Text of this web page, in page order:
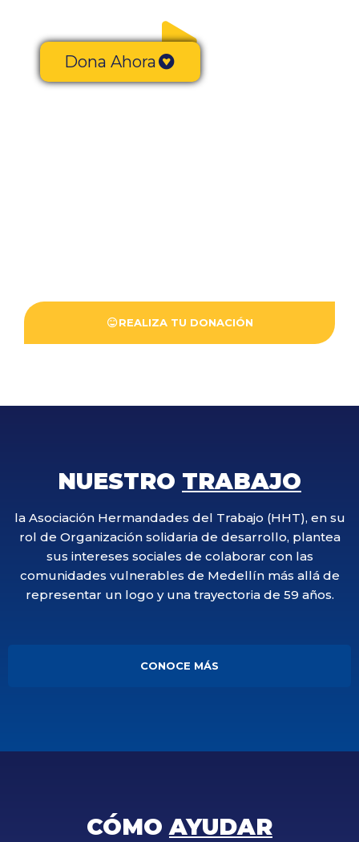
HERMANDADES
REALIZA TU DONACIÓN
NUESTRO TRABAJO
la Asociación Hermandades del Trabajo (HHT), en su
rol de Organización solidaria de desarrollo, plantea
sus intereses sociales de colaborar con las
comunidades vulnerables de Medellín más allá de
representar un logo y una trayectoria de 59 años.
CONOCE MÁS
CÓMOAYUDAR
Dona Ahora